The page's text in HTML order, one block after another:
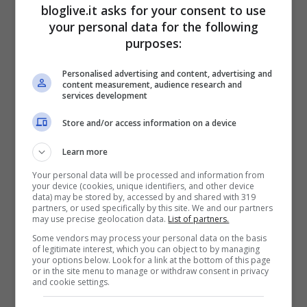
nella propria metà campo.
Nonostante un discreto avvio i
calano con il passare dei
minuti ed a sorpresa al 57′ sono proprio i
padroni di casa a sfiorare il vantaggio con
Papoulische alza sopra la traversa dopo
un erroraccio di Cavanda.
Petkovicprova ad inserirePereaper
Floccari eFelipe Andersonper Keita
cercando neigiovani talentiil guizzo
vincente ma i biancocelesti non riescono
più a garantire l’incisività dimostrata nel
primo tempo ed un’altra palla persa
bloglive.it asks for your consent to use
your personal data for the following
purposes:
Personalised advertising and content, advertising and
content measurement, audience research and
services development
Store and/or access information on a device
Learn more
Your personal data will be processed and information from
your device (cookies, unique identifiers, and other device
data) may be stored by, accessed by and shared with 319
partners, or used specifically by this site. We and our partners
may use precise geolocation data. List of partners.
Some vendors may process your personal data on the basis
of legitimate interest, which you can object to by managing
your options below. Look for a link at the bottom of this page
or in the site menu to manage or withdraw consent in privacy
and cookie settings.